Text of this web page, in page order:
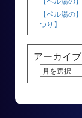
【ベル湯の
つり】
アーカイブ